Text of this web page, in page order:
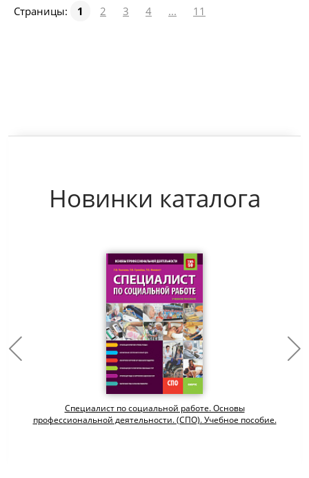
Страницы: 1 2 3 4 ... 11
Новинки каталога
Специалист по социальной работе. Основы
профессиональной деятельности. (СПО). Учебное пособие.